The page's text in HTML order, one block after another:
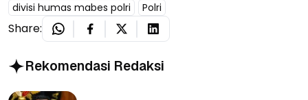
divisi humas mabes polri Polri
Share:
Rekomendasi Redaksi